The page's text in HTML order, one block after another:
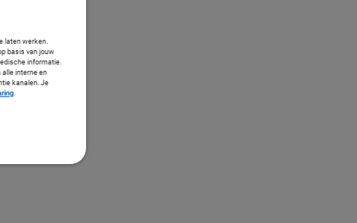
laten werken.
basis van jouw
informatie.
alle interne en
kanalen. Je
.